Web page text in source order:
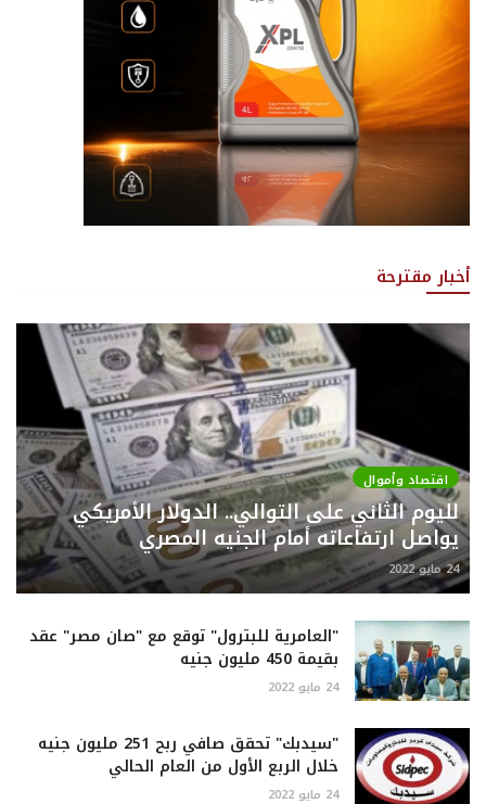
أخبار مقترحة
اقتصاد وأموال
لليوم الثاني على التوالي.. الدولار الأمريكي
يواصل ارتفاعاته أمام الجنيه المصري
24 مايو 2022
"العامرية للبترول" توقع مع "صان مصر" عقد
بقيمة 450 مليون جنيه
24 مايو 2022
"سيدبك" تحقق صافي ربح 251 مليون جنيه
خلال الربع الأول من العام الحالي
24 مايو 2022